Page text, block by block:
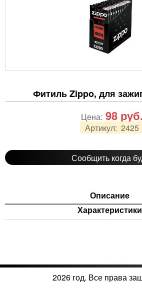
Фитиль Zippo, для
Артикул: 2425
Сообщить когда
Цена: 98 руб.
Описание
Характеристики
2026 год. Все права